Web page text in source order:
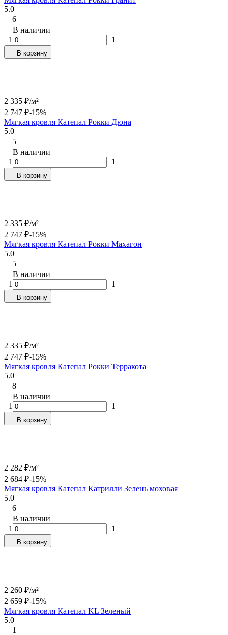
5.0
6
В наличии
1
1
В корзину
2 335 ₽/м²
2 747 ₽-15%
Мягкая кровля Катепал Рокки Дюна
5.0
5
В наличии
1
1
В корзину
2 335 ₽/м²
2 747 ₽-15%
Мягкая кровля Катепал Рокки Махагон
5.0
5
В наличии
1
1
В корзину
2 335 ₽/м²
2 747 ₽-15%
Мягкая кровля Катепал Рокки Терракота
5.0
8
В наличии
1
1
В корзину
2 282 ₽/м²
2 684 ₽-15%
Мягкая кровля Катепал Катрилли Зелень моховая
5.0
6
В наличии
1
1
В корзину
2 260 ₽/м²
2 659 ₽-15%
Мягкая кровля Катепал KL Зеленый
5.0
1